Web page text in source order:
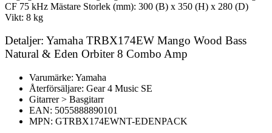
CF 75 kHz Mästare Storlek (mm): 300 (B) x 350 (H) x 280 (D)
Vikt: 8 kg
Detaljer: Yamaha TRBX174EW Mango Wood Bass
Natural & Eden Orbiter 8 Combo Amp
Varumärke: Yamaha
Återförsäljare: Gear 4 Music SE
Gitarrer > Basgitarr
EAN: 5055888890101
MPN: GTRBX174EWNT-EDENPACK